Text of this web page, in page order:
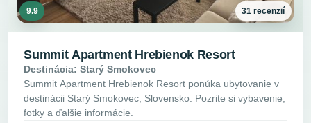
9.9 31 recenzií
Summit Apartment Hrebienok Resort
Destinácia: Starý Smokovec
Summit Apartment Hrebienok Resort ponúka ubytovanie v
destinácii Starý Smokovec, Slovensko. Pozrite si vybavenie,
fotky a ďalšie informácie.